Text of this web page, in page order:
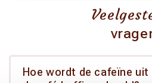
Hoe wordt de cafeïne uit